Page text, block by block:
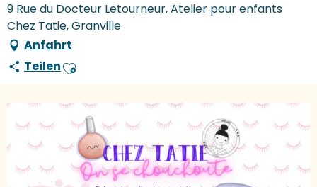
9 Rue du Docteur Letourneur, Atelier pour enfants
Chez Tatie, Granville
Anfahrt
TeilenAjouter aux favoris